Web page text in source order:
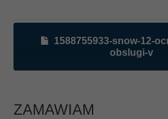
1588755933-snow-12-
obslugi-v
ZAMAWIAM